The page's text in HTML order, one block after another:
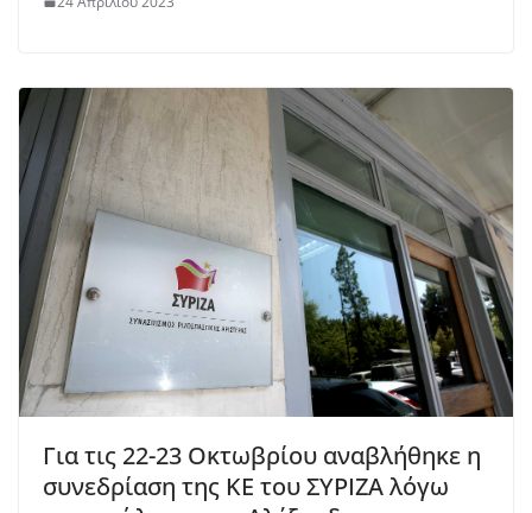
Για τις 22-23 Οκτωβρίου αναβλήθηκε η
συνεδρίαση της ΚΕ του ΣΥΡΙΖΑ λόγω